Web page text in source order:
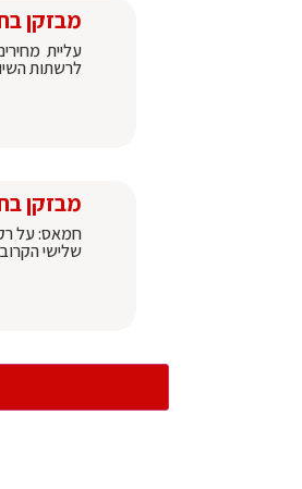
מבזקן
עליית
לרשתות
מבזקן
חמאס: על
שלישי